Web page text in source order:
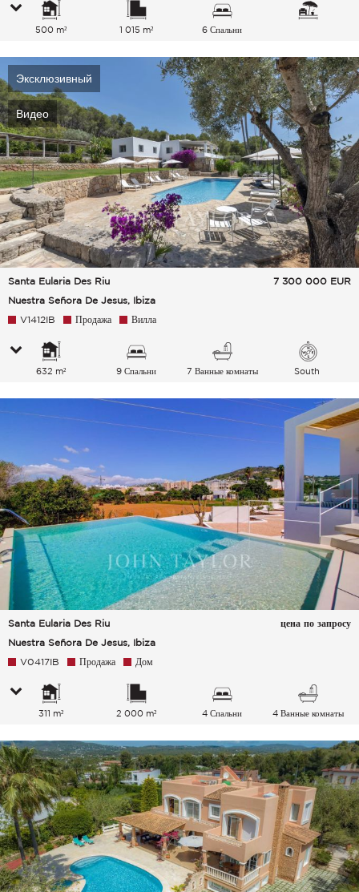
500 m² 1 015 m² 6 Спальни
Эксклюзивный
Видео
Santa Eularia Des Riu
Nuestra Señora De Jesus, Ibiza
7 300 000 EUR
V1412IB Продажа Вилла
632 m² 9 Спальни 7 Ванные комнаты South
Santa Eularia Des Riu
Nuestra Señora De Jesus, Ibiza
цена по запросу
V0417IB Продажа Дом
311 m² 2 000 m² 4 Спальни 4 Ванные комнаты